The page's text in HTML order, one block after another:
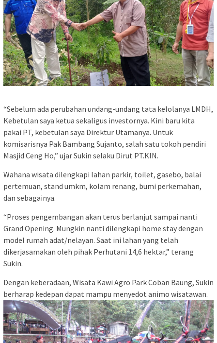
“Sebelum ada perubahan undang-undang tata kelolanya LMDH,
Kebetulan saya ketua sekaligus investornya. Kini baru kita
pakai PT, kebetulan saya Direktur Utamanya. Untuk
komisarisnya Pak Bambang Sujanto, salah satu tokoh pendiri
Masjid Ceng Ho,” ujar Sukin selaku Dirut PT.KIN.
Wahana wisata dilengkapi lahan parkir, toilet, gasebo, balai
pertemuan, stand umkm, kolam renang, bumi perkemahan,
dan sebagainya.
“Proses pengembangan akan terus berlanjut sampai nanti
Grand Opening. Mungkin nanti dilengkapi home stay dengan
model rumah adat/nelayan. Saat ini lahan yang telah
dikerjasamakan oleh pihak Perhutani 14,6 hektar,” terang
Sukin.
Dengan keberadaan, Wisata Kawi Agro Park Coban Baung, Sukin
berharap kedepan dapat mampu menyedot animo wisatawan.